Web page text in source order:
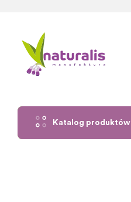
Katalog produktów